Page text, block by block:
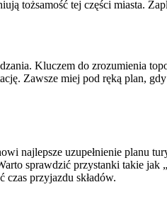
tożsamość tej części miasta.
Kluczem do zrozumienia
Zawsze miej pod ręką plan,
najlepsze uzupełnienie planu
sprawdzić przystanki takie
przyjazdu składów.